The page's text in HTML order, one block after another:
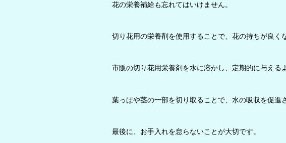
花の栄養補給も忘れてはいけません。
切り花用の栄養剤を使用することで、花の持ちが良く
市販の切り花用栄養剤を水に溶かし、定期的に与える
葉っぱや茎の一部を切り取ることで、水の吸収を促進
最後に、お手入れを怠らないことが大切です。